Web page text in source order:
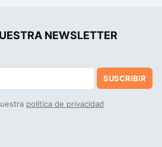
NEWSLETTER
SUSCRIBIR
política de privacidad